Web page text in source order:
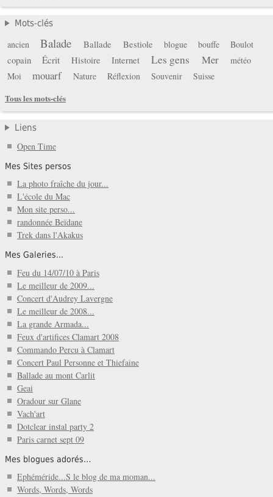
Mots-clés
ancien Balade Ballade Bestiole blogue bouffe Boulot
copain Écrit Histoire Internet Les gens Mer
météo
Moi
mouarf Nature Réflexion Souvenir
Suisse
Tous les mots-clés
Liens
Open Time
Mes Sites persos
La photo fraîche du jour...
L'école du Mac
Mon site perso...
randonnée Beïdane
Trek dans l'Akakus
Mes Galeries...
Feu du 14/07/10 à Paris
Le meilleur de 2009...
Concert d'Audrey Lavergne
Le meilleur de 2008...
La grande Armada...
Feux d'artifices Clamart 2008
Commando Percu à Clamart
Concert Paul Personne et Thiefaine
Ballade au mont Carlit
Geai
Oradour sur Glane
Vach'art
Dotclear instal party 2
Paris carnet sept 09
Mes blogues adorés…
Ephéméride...S le blog de ma moman...
Words, Words, Words